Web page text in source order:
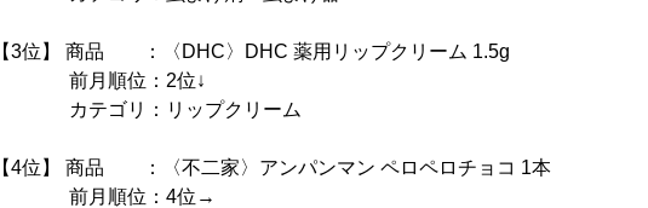
【3位】 商品 ：〈DHC〉DHC 薬用リップクリーム 1.5g
前月順位：2位↓
カテゴリ：リップクリーム
【4位】 商品 ：〈不二家〉アンパンマン ペロペロチョコ 1本
前月順位：4位→